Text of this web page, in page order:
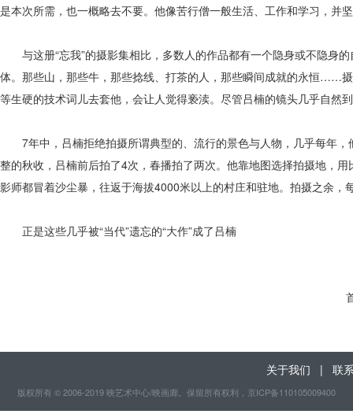
是本次所需，也一概略去不要。他像苦行僧一般生活、工作和学习，并
与这册“忘我”的摄影集相比，多数人的作品都有一个隐身或不隐身
体。那些山，那些牛，那些捻线、打茶的人，那些瞬间成就的永恒……
等生硬的技术词儿去套他，会让人觉得亵渎。尽管吕楠的镜头几乎自然
7年中，吕楠拒绝拍摄所谓典型的、流行的景色与人物，几乎每年，
整的秋收，吕楠前后拍了4次，春播拍了两次。他靠地图选择拍摄地，
影师都冒着沙尘暴，往返于海拔4000米以上的村庄和驻地。拍摄之余
正是这些几乎被“当代”遗忘的“大作”成了吕楠
关于我们 | 联
版权所有 © 2006-2019 映艺术中心/映画廊。保留所有权利 ，京ICP备110105009400